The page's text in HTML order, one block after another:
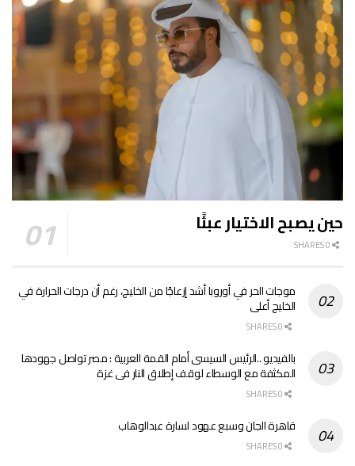
حين يصبح الاختيار عبئًا
موجات الحر في أوروبا أشد إزعاجًا من الخليج، رغم أن درجات الحرارة في
الخليج أعلى
بالفيديو ..الرئيس السيسى أمام القمة العربية : مصر تواصل جهودها
المكثفة مع الوسطاء لوقف إطلاق النار فى غزة
قاهرة الجان وسبع عهود لسارة عبدالوهاب